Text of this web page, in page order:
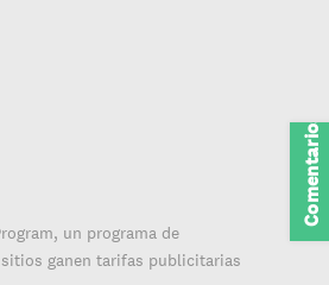
un programa de
ganen tarifas publicitarias
Comentarios